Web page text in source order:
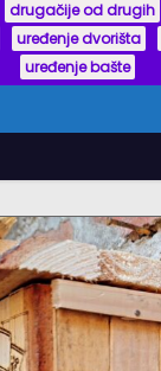
drugačije od drugih
uređenje dvorišta
uređenje bašte